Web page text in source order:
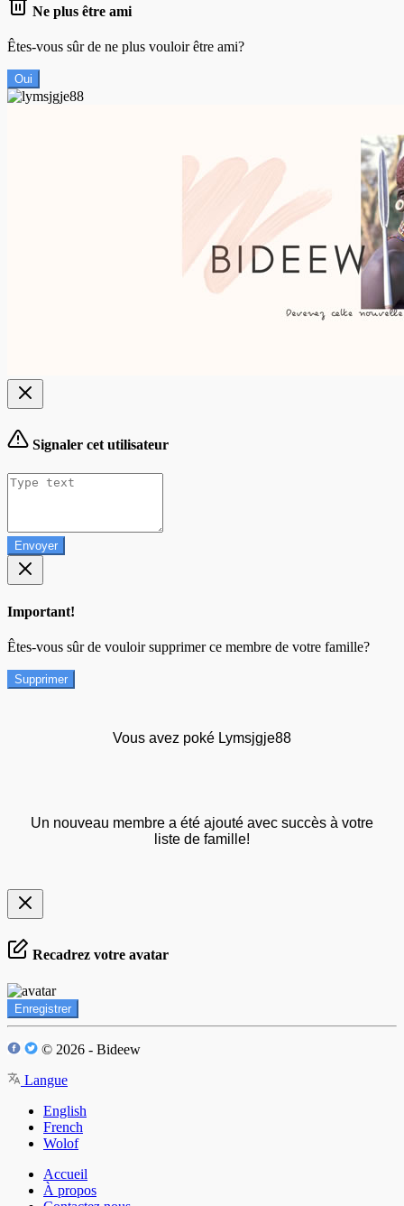
Ne plus être ami
Êtes-vous sûr de ne plus vouloir être ami?
Oui
Signaler cet utilisateur
Envoyer
Important!
Êtes-vous sûr de vouloir supprimer ce membre de votre famille?
Supprimer
Vous avez poké Lymsjgje88
Un nouveau membre a été ajouté avec succès à votre
liste de famille!
Recadrez votre avatar
Enregistrer
© 2026 - Bideew
Langue
English
French
Wolof
Accueil
À propos